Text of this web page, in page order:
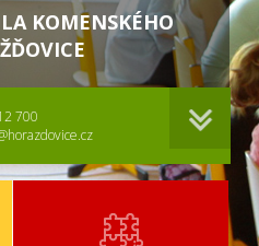
KOMENSKÉHO
700